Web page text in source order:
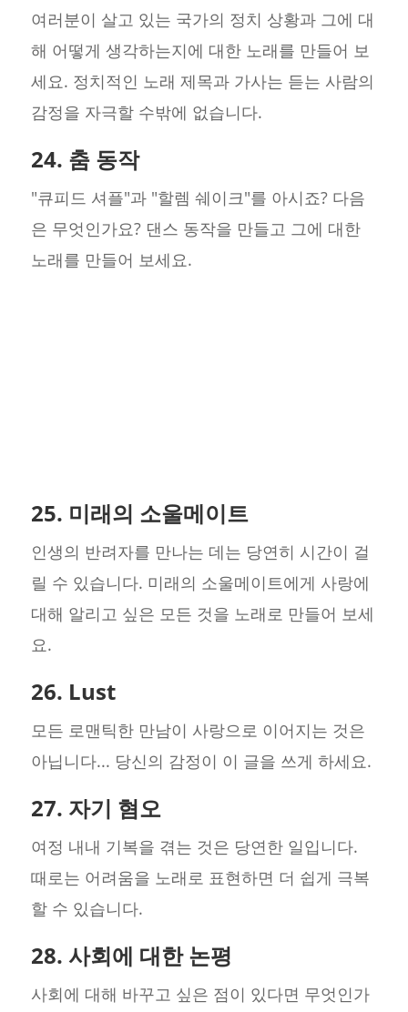
여러분이 살고 있는 국가의 정치 상황과 그에 대
해 어떻게 생각하는지에 대한 노래를 만들어 보
세요. 정치적인 노래 제목과 가사는 듣는 사람의
감정을 자극할 수밖에 없습니다.
24. 춤 동작
"큐피드 셔플"과 "할렘 쉐이크"를 아시죠? 다음
은 무엇인가요? 댄스 동작을 만들고 그에 대한
노래를 만들어 보세요.
25. 미래의 소울메이트
인생의 반려자를 만나는 데는 당연히 시간이 걸
릴 수 있습니다. 미래의 소울메이트에게 사랑에
대해 알리고 싶은 모든 것을 노래로 만들어 보세
요.
26. Lust
모든 로맨틱한 만남이 사랑으로 이어지는 것은
아닙니다... 당신의 감정이 이 글을 쓰게 하세요.
27. 자기 혐오
여정 내내 기복을 겪는 것은 당연한 일입니다.
때로는 어려움을 노래로 표현하면 더 쉽게 극복
할 수 있습니다.
28. 사회에 대한 논평
사회에 대해 바꾸고 싶은 점이 있다면 무엇인가